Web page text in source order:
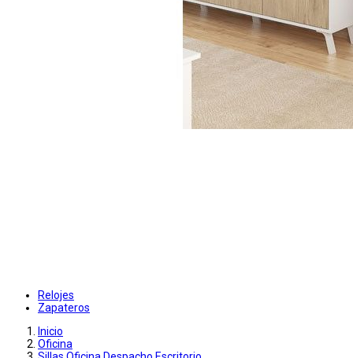
Relojes
Zapateros
Inicio
Oficina